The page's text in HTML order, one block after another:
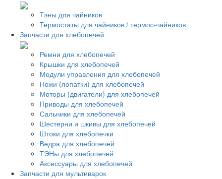
Тэны для чайников
Термостаты для чайников / термос-чайников
Запчасти для хлебопечей
Ремни для хлебопечей
Крышки для хлебопечей
Модули управления для хлебопечей
Ножи (лопатки) для хлебопечей
Моторы (двигатели) для хлебопечей
Приводы для хлебопечей
Сальники для хлебопечей
Шестерни и шкивы для хлебопечей
Штоки для хлебопечки
Ведра для хлебопечей
ТЭНы для хлебопечей
Аксессуары для хлебопечей
Запчасти для мультиварок